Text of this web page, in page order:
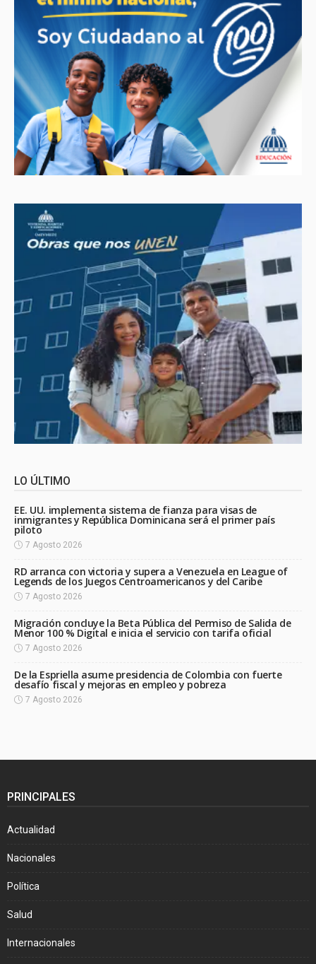
LO ÚLTIMO
EE. UU. implementa sistema de fianza para visas de
inmigrantes y República Dominicana será el primer país
piloto
7 Agosto 2026
RD arranca con victoria y supera a Venezuela en League of
Legends de los Juegos Centroamericanos y del Caribe
7 Agosto 2026
Migración concluye la Beta Pública del Permiso de Salida de
Menor 100 % Digital e inicia el servicio con tarifa oficial
7 Agosto 2026
De la Espriella asume presidencia de Colombia con fuerte
desafío fiscal y mejoras en empleo y pobreza
7 Agosto 2026
PRINCIPALES
Actualidad
Nacionales
Política
Salud
Internacionales